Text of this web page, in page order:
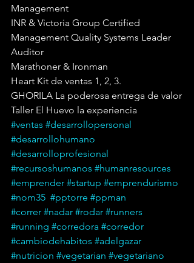
Management
INR & Victoria Group Certified
Management Quality Systems Leader
Auditor
Marathoner & Ironman
Heart Kit de ventas 1, 2, 3.
GHORILA La poderosa entrega de valor
Taller El Huevo la experiencia
#ventas #desarrollopersonal
#desarrollohumano
#desarrolloprofesional
#recursoshumanos #humanresources
#emprender #startup #emprendurismo
#nom35 #pptorre #ppman
#correr #nadar #rodar #runners
#running #corredora #corredor
#cambiodehabitos #adelgazar
#nutricion #vegetarian #vegetariano